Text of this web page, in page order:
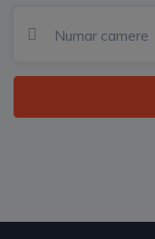
Numar camere